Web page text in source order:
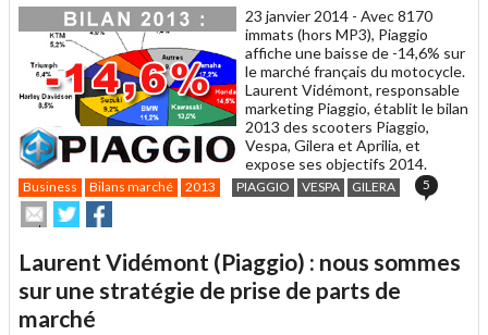
23 janvier 2014 - Avec 8170
immats (hors MP3), Piaggio
affiche une baisse de -14,6% sur
le marché français du motocycle.
Laurent Vidémont, responsable
marketing Piaggio, établit le bilan
2013 des scooters Piaggio,
Vespa, Gilera et Aprilia, et
expose ses objectifs 2014.
Business Bilans marché 2013 PIAGGIO VESPA GILERA 5
Envoyer
cet
à
un
ami
Partager
sur
sur
Laurent Vidémont (Piaggio) : nous sommes
sur une stratégie de prise de parts de
marché